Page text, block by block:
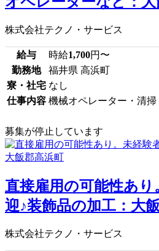
株式会社テクノ・サービス
給与 時給1,700円〜
勤務地
福井県 高浜町
寮・社宅 なし
仕事内容 機械オペレーター・清掃
募集が停止しています
直接雇用の可能性あり
迎♪装飾品の加工：大
株式会社テクノ・サービス